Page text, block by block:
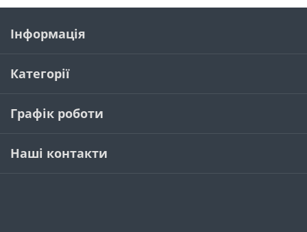
Інформація
Категорії
Графік роботи
Наші контакти